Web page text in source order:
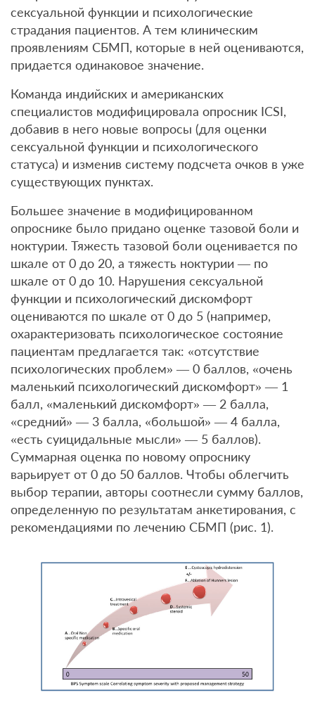
сексуальной функции и психологические
страдания пациентов. А тем клиническим
проявлениям СБМП, которые в ней оцениваются,
придается одинаковое значение.
Команда индийских и американских
специалистов модифицировала опросник ICSI,
добавив в него новые вопросы (для оценки
сексуальной функции и психологического
статуса) и изменив систему подсчета очков в уже
существующих пунктах.
Большее значение в модифицированном
опроснике было придано оценке тазовой боли и
ноктурии. Тяжесть тазовой боли оценивается по
шкале от 0 до 20, а тяжесть ноктурии — по
шкале от 0 до 10. Нарушения сексуальной
функции и психологический дискомфорт
оцениваются по шкале от 0 до 5 (например,
охарактеризовать психологическое состояние
пациентам предлагается так: «отсутствие
психологических проблем» — 0 баллов, «очень
маленький психологический дискомфорт» — 1
балл, «маленький дискомфорт» — 2 балла,
«средний» — 3 балла, «большой» — 4 балла,
«есть суицидальные мысли» — 5 баллов).
Суммарная оценка по новому опроснику
варьирует от 0 до 50 баллов. Чтобы облегчить
выбор терапии, авторы соотнесли сумму баллов,
определенную по результатам анкетирования, с
рекомендациями по лечению СБМП (рис. 1).